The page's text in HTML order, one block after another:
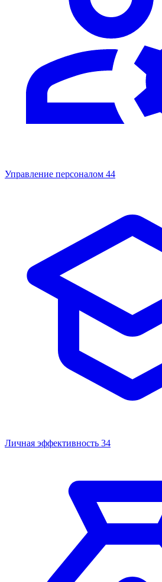
Управление персоналом 44
Личная эффективность 34